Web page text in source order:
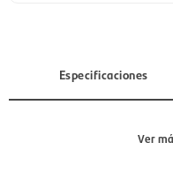
Especificaciones
Ver